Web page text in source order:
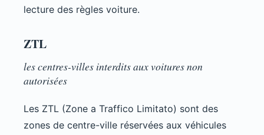
lecture des règles voiture.
ZTL
les centres-villes interdits aux voitures non
autorisées
Les ZTL (Zone a Traffico Limitato) sont des
zones de centre-ville réservées aux véhicules